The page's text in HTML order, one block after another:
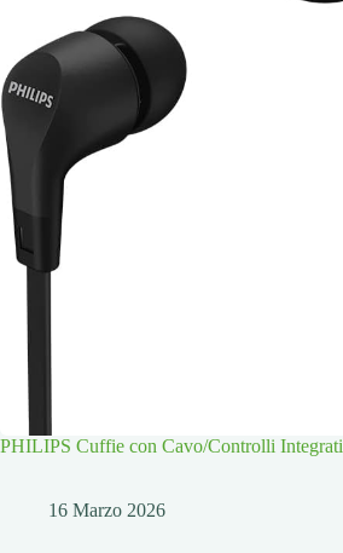
PHILIPS Cuffie con Cavo/Controlli Integrati
16 Marzo 2026